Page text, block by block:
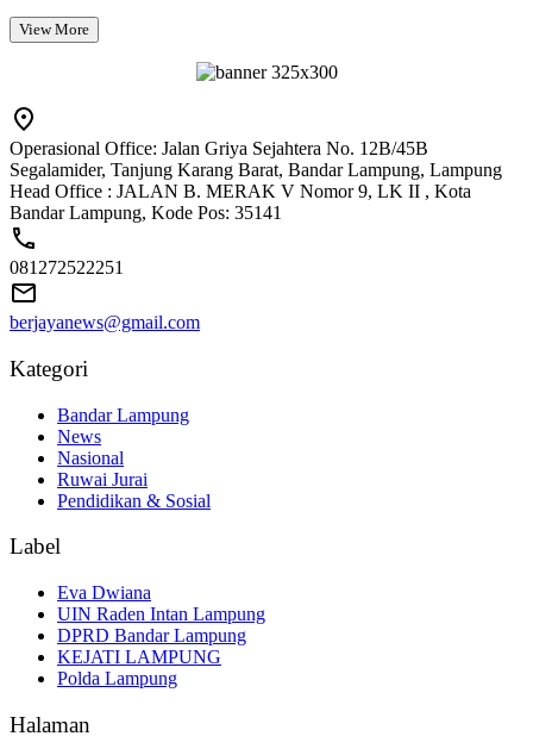
View More
Operasional Office: Jalan Griya Sejahtera No. 12B/45B
Segalamider, Tanjung Karang Barat, Bandar Lampung, Lampung
Head Office : JALAN B. MERAK V Nomor 9, LK II , Kota
Bandar Lampung, Kode Pos: 35141
081272522251
berjayanews@gmail.com
Kategori
Bandar Lampung
News
Nasional
Ruwai Jurai
Pendidikan & Sosial
Label
Eva Dwiana
UIN Raden Intan Lampung
DPRD Bandar Lampung
KEJATI LAMPUNG
Polda Lampung
Halaman